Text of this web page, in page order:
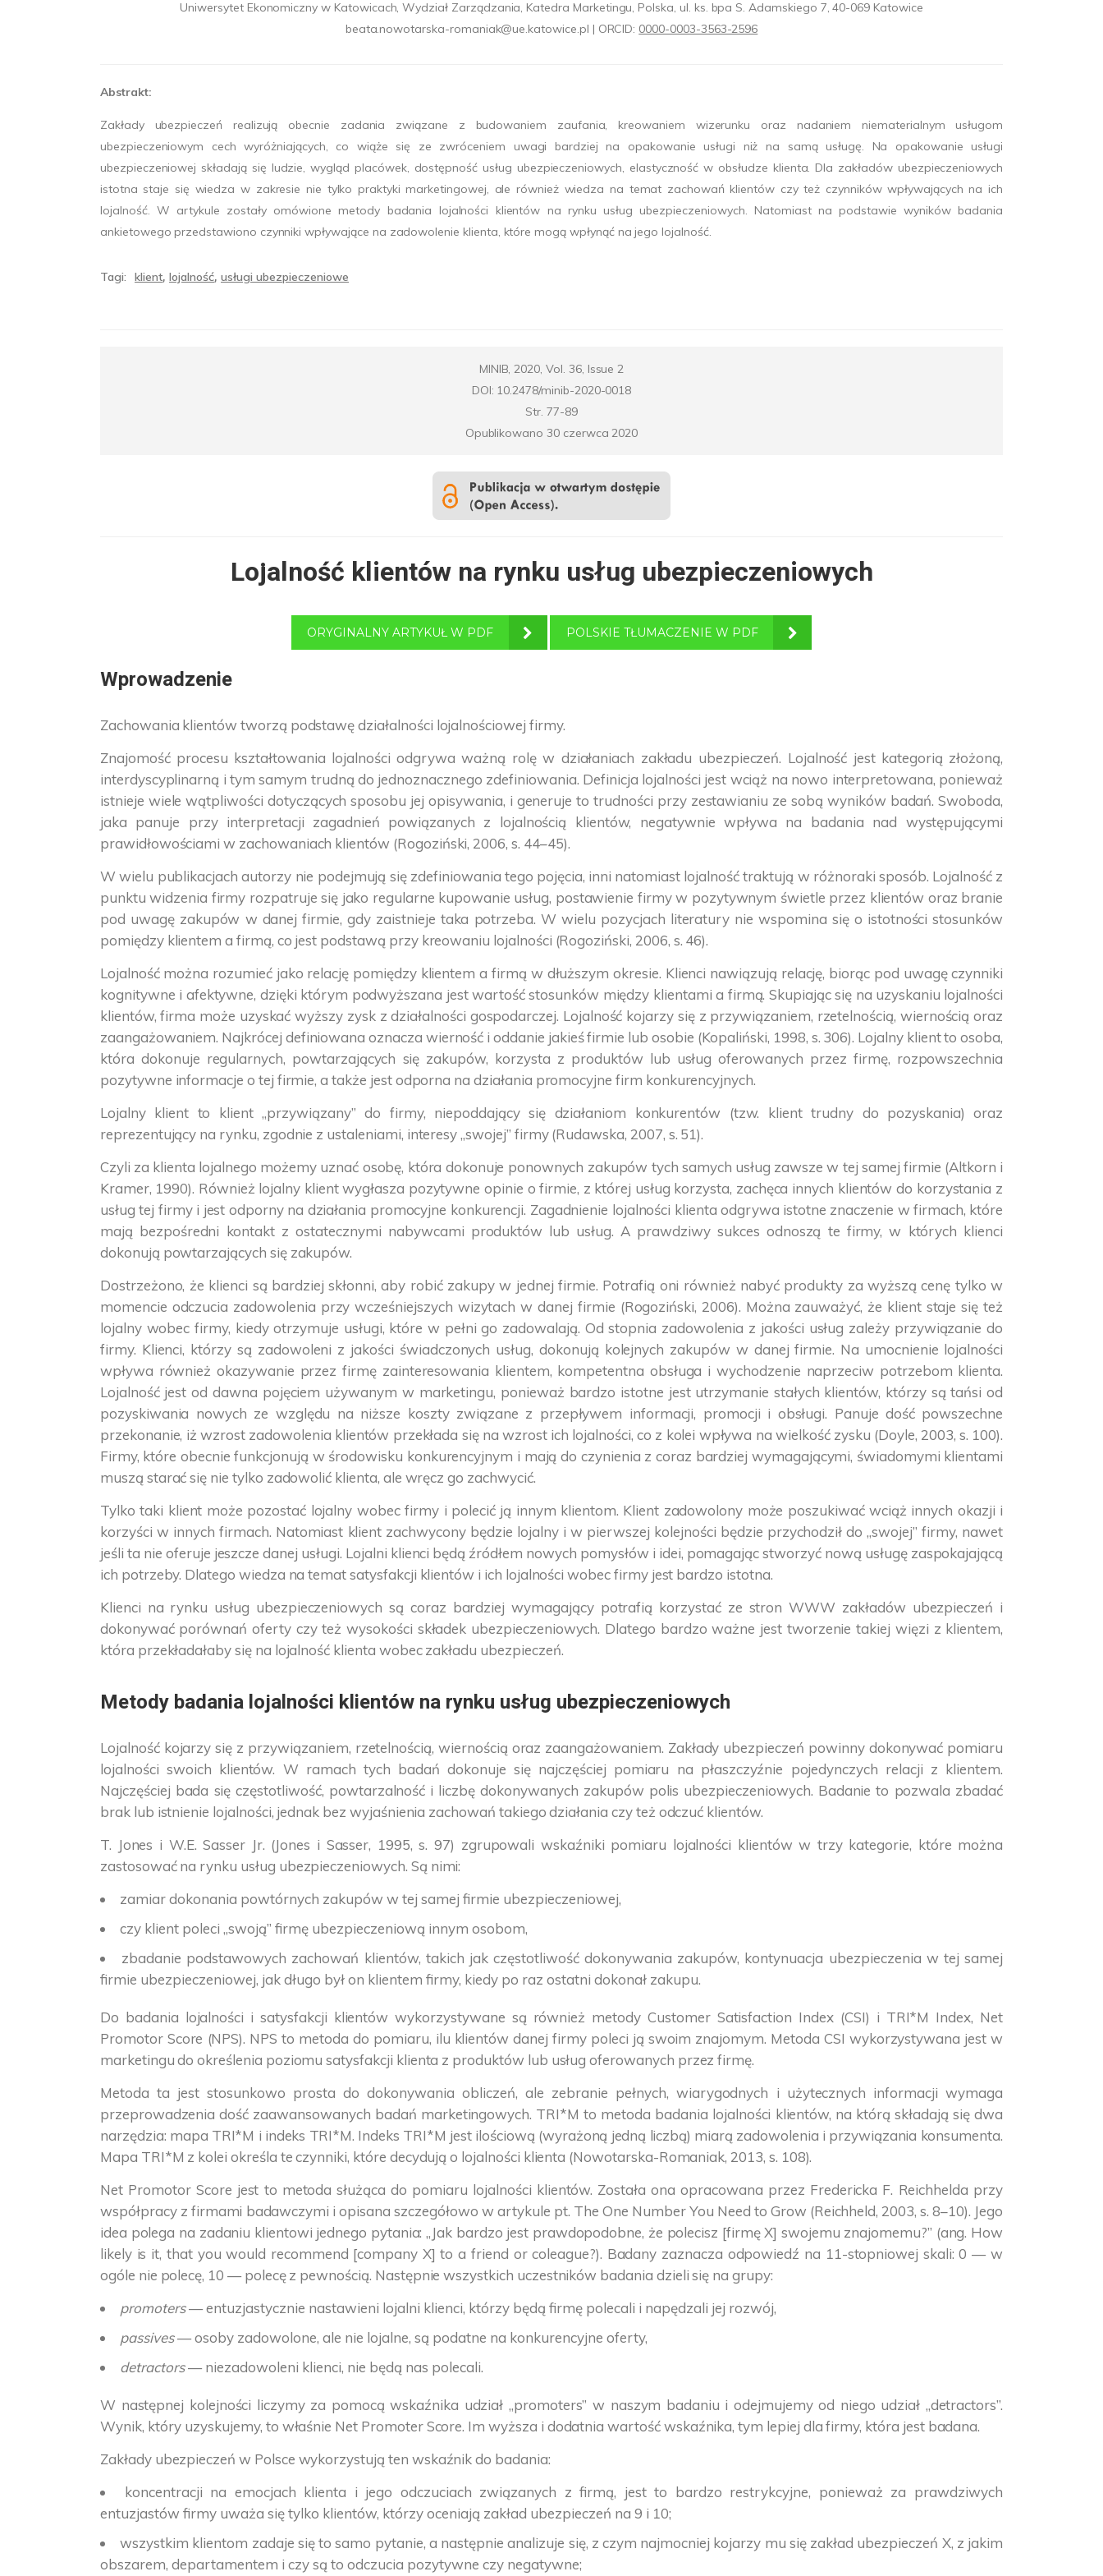
Uniwersytet Ekonomiczny w Katowicach, Wydział Zarządzania, Katedra Marketingu, Polska, ul. ks. bpa S. Adamskiego 7, 40-069 Katowice
beata.nowotarska-romaniak@ue.katowice.pl | ORCID: 0000-0003-3563-2596
Abstrakt:
Zakłady ubezpieczeń realizują obecnie zadania związane z budowaniem zaufania, kreowaniem wizerunku oraz nadaniem niematerialnym usługom
ubezpieczeniowym cech wyróżniających, co wiąże się ze zwróceniem uwagi bardziej na opakowanie usługi niż na samą usługę. Na opakowanie usługi
ubezpieczeniowej składają się ludzie, wygląd placówek, dostępność usług ubezpieczeniowych, elastyczność w obsłudze klienta. Dla zakładów ubezpieczeniowych
istotna staje się wiedza w zakresie nie tylko praktyki marketingowej, ale również wiedza na temat zachowań klientów czy też czynników wpływających na ich
lojalność. W artykule zostały omówione metody badania lojalności klientów na rynku usług ubezpieczeniowych. Natomiast na podstawie wyników badania
ankietowego przedstawiono czynniki wpływające na zadowolenie klienta, które mogą wpłynąć na jego lojalność.
Tagi: klient lojalność usługi ubezpieczeniowe
MINIB, 2020, Vol. 36, Issue 2
DOI: 10.2478/minib-2020-0018
Str. 77-89
Opublikowano 30 czerwca 2020
Lojalność klientów na rynku usług ubezpieczeniowych
ORYGINALNY ARTYKUŁ W PDF POLSKIE TŁUMACZENIE W PDF
Wprowadzenie
Zachowania klientów tworzą podstawę działalności lojalnościowej firmy.
Znajomość procesu kształtowania lojalności odgrywa ważną rolę w działaniach zakładu ubezpieczeń. Lojalność jest kategorią złożoną,
interdyscyplinarną i tym samym trudną do jednoznacznego zdefiniowania. Definicja lojalności jest wciąż na nowo interpretowana, ponieważ
istnieje wiele wątpliwości dotyczących sposobu jej opisywania, i generuje to trudności przy zestawianiu ze sobą wyników badań. Swoboda,
jaka panuje przy interpretacji zagadnień powiązanych z lojalnością klientów, negatywnie wpływa na badania nad występującymi
prawidłowościami w zachowaniach klientów (Rogoziński, 2006, s. 44–45).
W wielu publikacjach autorzy nie podejmują się zdefiniowania tego pojęcia, inni natomiast lojalność traktują w różnoraki sposób. Lojalność z
punktu widzenia firmy rozpatruje się jako regularne kupowanie usług, postawienie firmy w pozytywnym świetle przez klientów oraz branie
pod uwagę zakupów w danej firmie, gdy zaistnieje taka potrzeba. W wielu pozycjach literatury nie wspomina się o istotności stosunków
pomiędzy klientem a firmą, co jest podstawą przy kreowaniu lojalności (Rogoziński, 2006, s. 46).
Lojalność można rozumieć jako relację pomiędzy klientem a firmą w dłuższym okresie. Klienci nawiązują relację, biorąc pod uwagę czynniki
kognitywne i afektywne, dzięki którym podwyższana jest wartość stosunków między klientami a firmą. Skupiając się na uzyskaniu lojalności
klientów, firma może uzyskać wyższy zysk z działalności gospodarczej. Lojalność kojarzy się z przywiązaniem, rzetelnością, wiernością oraz
zaangażowaniem. Najkrócej definiowana oznacza wierność i oddanie jakieś firmie lub osobie (Kopaliński, 1998, s. 306). Lojalny klient to osoba,
która dokonuje regularnych, powtarzających się zakupów, korzysta z produktów lub usług oferowanych przez firmę, rozpowszechnia
pozytywne informacje o tej firmie, a także jest odporna na działania promocyjne firm konkurencyjnych.
Lojalny klient to klient „przywiązany” do firmy, niepoddający się działaniom konkurentów (tzw. klient trudny do pozyskania) oraz
reprezentujący na rynku, zgodnie z ustaleniami, interesy „swojej” firmy (Rudawska, 2007, s. 51).
Czyli za klienta lojalnego możemy uznać osobę, która dokonuje ponownych zakupów tych samych usług zawsze w tej samej firmie (Altkorn i
Kramer, 1990). Również lojalny klient wygłasza pozytywne opinie o firmie, z której usług korzysta, zachęca innych klientów do korzystania z
usług tej firmy i jest odporny na działania promocyjne konkurencji. Zagadnienie lojalności klienta odgrywa istotne znaczenie w firmach, które
mają bezpośredni kontakt z ostatecznymi nabywcami produktów lub usług. A prawdziwy sukces odnoszą te firmy, w których klienci
dokonują powtarzających się zakupów.
Dostrzeżono, że klienci są bardziej skłonni, aby robić zakupy w jednej firmie. Potrafią oni również nabyć produkty za wyższą cenę tylko w
momencie odczucia zadowolenia przy wcześniejszych wizytach w danej firmie (Rogoziński, 2006). Można zauważyć, że klient staje się też
lojalny wobec firmy, kiedy otrzymuje usługi, które w pełni go zadowalają. Od stopnia zadowolenia z jakości usług zależy przywiązanie do
firmy. Klienci, którzy są zadowoleni z jakości świadczonych usług, dokonują kolejnych zakupów w danej firmie. Na umocnienie lojalności
wpływa również okazywanie przez firmę zainteresowania klientem, kompetentna obsługa i wychodzenie naprzeciw potrzebom klienta.
Lojalność jest od dawna pojęciem używanym w marketingu, ponieważ bardzo istotne jest utrzymanie stałych klientów, którzy są tańsi od
pozyskiwania nowych ze względu na niższe koszty związane z przepływem informacji, promocji i obsługi. Panuje dość powszechne
przekonanie, iż wzrost zadowolenia klientów przekłada się na wzrost ich lojalności, co z kolei wpływa na wielkość zysku (Doyle, 2003, s. 100).
Firmy, które obecnie funkcjonują w środowisku konkurencyjnym i mają do czynienia z coraz bardziej wymagającymi, świadomymi klientami
muszą starać się nie tylko zadowolić klienta, ale wręcz go zachwycić.
Tylko taki klient może pozostać lojalny wobec firmy i polecić ją innym klientom. Klient zadowolony może poszukiwać wciąż innych okazji i
korzyści w innych firmach. Natomiast klient zachwycony będzie lojalny i w pierwszej kolejności będzie przychodził do „swojej” firmy, nawet
jeśli ta nie oferuje jeszcze danej usługi. Lojalni klienci będą źródłem nowych pomysłów i idei, pomagając stworzyć nową usługę zaspokajającą
ich potrzeby. Dlatego wiedza na temat satysfakcji klientów i ich lojalności wobec firmy jest bardzo istotna.
Klienci na rynku usług ubezpieczeniowych są coraz bardziej wymagający potrafią korzystać ze stron WWW zakładów ubezpieczeń i
dokonywać porównań oferty czy też wysokości składek ubezpieczeniowych. Dlatego bardzo ważne jest tworzenie takiej więzi z klientem,
która przekładałaby się na lojalność klienta wobec zakładu ubezpieczeń.
Metody badania lojalności klientów na rynku usług ubezpieczeniowych
Lojalność kojarzy się z przywiązaniem, rzetelnością, wiernością oraz zaangażowaniem. Zakłady ubezpieczeń powinny dokonywać pomiaru
lojalności swoich klientów. W ramach tych badań dokonuje się najczęściej pomiaru na płaszczyźnie pojedynczych relacji z klientem.
Najczęściej bada się częstotliwość, powtarzalność i liczbę dokonywanych zakupów polis ubezpieczeniowych. Badanie to pozwala zbadać
brak lub istnienie lojalności, jednak bez wyjaśnienia zachowań takiego działania czy też odczuć klientów.
T. Jones i W.E. Sasser Jr. (Jones i Sasser, 1995, s. 97) zgrupowali wskaźniki pomiaru lojalności klientów w trzy kategorie, które można
zastosować na rynku usług ubezpieczeniowych. Są nimi:
zamiar dokonania powtórnych zakupów w tej samej firmie ubezpieczeniowej,
czy klient poleci „swoją” firmę ubezpieczeniową innym osobom,
zbadanie podstawowych zachowań klientów, takich jak częstotliwość dokonywania zakupów, kontynuacja ubezpieczenia w tej samej
firmie ubezpieczeniowej, jak długo był on klientem firmy, kiedy po raz ostatni dokonał zakupu.
Do badania lojalności i satysfakcji klientów wykorzystywane są również metody Customer Satisfaction Index (CSI) i TRI*M Index, Net
Promotor Score (NPS). NPS to metoda do pomiaru, ilu klientów danej firmy poleci ją swoim znajomym. Metoda CSI wykorzystywana jest w
marketingu do określenia poziomu satysfakcji klienta z produktów lub usług oferowanych przez firmę.
Metoda ta jest stosunkowo prosta do dokonywania obliczeń, ale zebranie pełnych, wiarygodnych i użytecznych informacji wymaga
przeprowadzenia dość zaawansowanych badań marketingowych. TRI*M to metoda badania lojalności klientów, na którą składają się dwa
narzędzia: mapa TRI*M i indeks TRI*M. Indeks TRI*M jest ilościową (wyrażoną jedną liczbą) miarą zadowolenia i przywiązania konsumenta.
Mapa TRI*M z kolei określa te czynniki, które decydują o lojalności klienta (Nowotarska-Romaniak, 2013, s. 108).
Net Promotor Score jest to metoda służąca do pomiaru lojalności klientów. Została ona opracowana przez Fredericka F. Reichhelda przy
współpracy z firmami badawczymi i opisana szczegółowo w artykule pt. The One Number You Need to Grow (Reichheld, 2003, s. 8–10). Jego
idea polega na zadaniu klientowi jednego pytania: „Jak bardzo jest prawdopodobne, że polecisz [firmę X] swojemu znajomemu?” (ang. How
likely is it, that you would recommend [company X] to a friend or coleague?). Badany zaznacza odpowiedź na 11-stopniowej skali: 0 — w
ogóle nie polecę, 10 — polecę z pewnością. Następnie wszystkich uczestników badania dzieli się na grupy:
promoters— entuzjastycznie nastawieni lojalni klienci, którzy będą firmę polecali i napędzali jej rozwój,
passives— osoby zadowolone, ale nie lojalne, są podatne na konkurencyjne oferty,
detractors— niezadowoleni klienci, nie będą nas polecali.
W następnej kolejności liczymy za pomocą wskaźnika udział „promoters” w naszym badaniu i odejmujemy od niego udział „detractors”.
Wynik, który uzyskujemy, to właśnie Net Promoter Score. Im wyższa i dodatnia wartość wskaźnika, tym lepiej dla firmy, która jest badana.
Zakłady ubezpieczeń w Polsce wykorzystują ten wskaźnik do badania:
koncentracji na emocjach klienta i jego odczuciach związanych z firmą, jest to bardzo restrykcyjne, ponieważ za prawdziwych
entuzjastów firmy uważa się tylko klientów, którzy oceniają zakład ubezpieczeń na 9 i 10;
wszystkim klientom zadaje się to samo pytanie, a następnie analizuje się, z czym najmocniej kojarzy mu się zakład ubezpieczeń X, z jakim
obszarem, departamentem i czy są to odczucia pozytywne czy negatywne;